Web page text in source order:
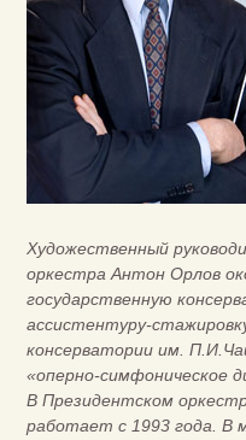
Художественный
оркестра Антон Орлов
государственную
ассистентуру-
консерватории им.
«оперно-симфоническое
В Президентском
работает с 1993 года. В